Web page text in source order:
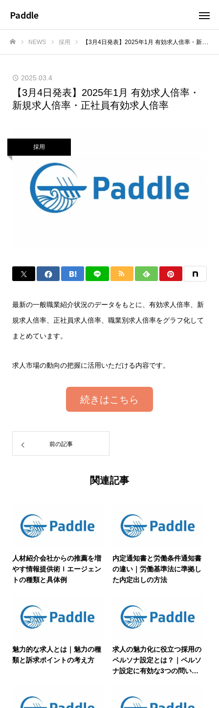
Paddle
NEWS 採用 【3月4日発表】2025年1月 有効求人倍率・新規求人倍率・正社員有効求人倍率
2025.03.4
【3月4日発表】2025年1月 有効求人倍率・
新規求人倍率・正社員有効求人倍率
採用
最新の一般職業紹介状況のデータをもとに、有効求人倍率、新
規求人倍率、正社員求人倍率、職業別求人倍率をグラフ化して
まとめています。
求人市場の動向の把握に活用いただける内容です。
続きはこちら
前の記事
関連記事
人材紹介会社からの推薦を増
やす情報提供術ｌエージェン
トの種類と具体例
内定通知書と労働条件通知書
の違い｜労働基準法に準拠し
た内定出しの方法
魅力的な求人とは｜魅力の種
類と訴求ポイントの考え方
求人の魅力化に役立つ採用の
ペルソナ設定とは？｜ペルソ
ナ設定に有効な3つの問いか